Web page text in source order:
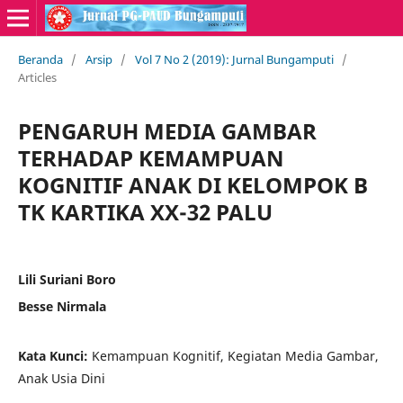
Beranda / Arsip / Vol 7 No 2 (2019): Jurnal Bungamputi /
Articles
PENGARUH MEDIA GAMBAR
TERHADAP KEMAMPUAN
KOGNITIF ANAK DI KELOMPOK B
TK KARTIKA XX-32 PALU
Lili Suriani Boro
Besse Nirmala
Kata Kunci: Kemampuan Kognitif, Kegiatan Media Gambar,
Anak Usia Dini